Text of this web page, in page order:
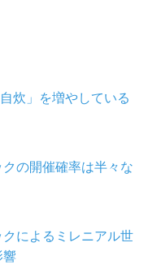
炊」を増やしている
の開催確率は半々な
クによるミレニアル世
響